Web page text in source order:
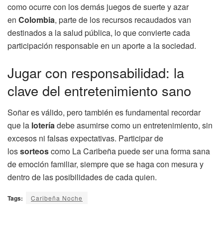
como ocurre con los demás juegos de suerte y azar
en Colombia, parte de los recursos recaudados van
destinados a la salud pública, lo que convierte cada
participación responsable en un aporte a la sociedad.
Jugar con responsabilidad: la
clave del entretenimiento sano
Soñar es válido, pero también es fundamental recordar
que la loteríadebe asumirse como un entretenimiento, sin
excesos ni falsas expectativas. Participar de
lossorteoscomo La Caribeña puede ser una forma sana
de emoción familiar, siempre que se haga con mesura y
dentro de las posibilidades de cada quien.
Tags: Caribeña Noche